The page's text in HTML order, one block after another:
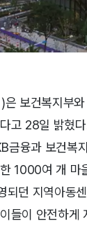
보건복지부
고 28일 밝혔
금융과 보건복
1000여 개 마
되던 지역아동
들이 안전하